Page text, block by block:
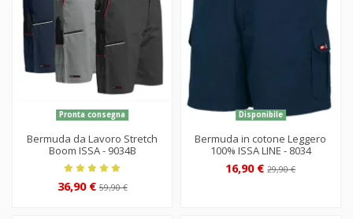
Pronta consegna
Bermuda da Lavoro Stretch
Boom ISSA - 9034B
36,90 €59,90 €
Disponibile
Bermuda in cotone Leggero
100% ISSA LINE - 8034
16,90 €29,90 €